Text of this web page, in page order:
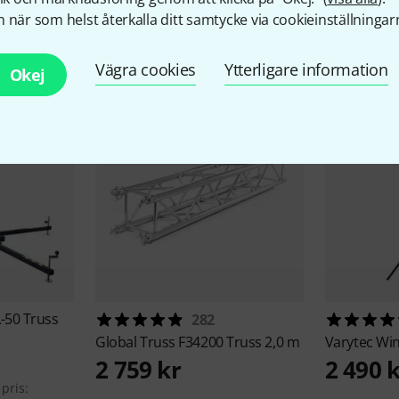
när som helst återkalla ditt samtycke via
Okej Vägra cookies Ytterligare information
& matchande
50 Truss
282
Global Truss F34200 Truss 2,0 m
2 759 kr
Varytec
2 490